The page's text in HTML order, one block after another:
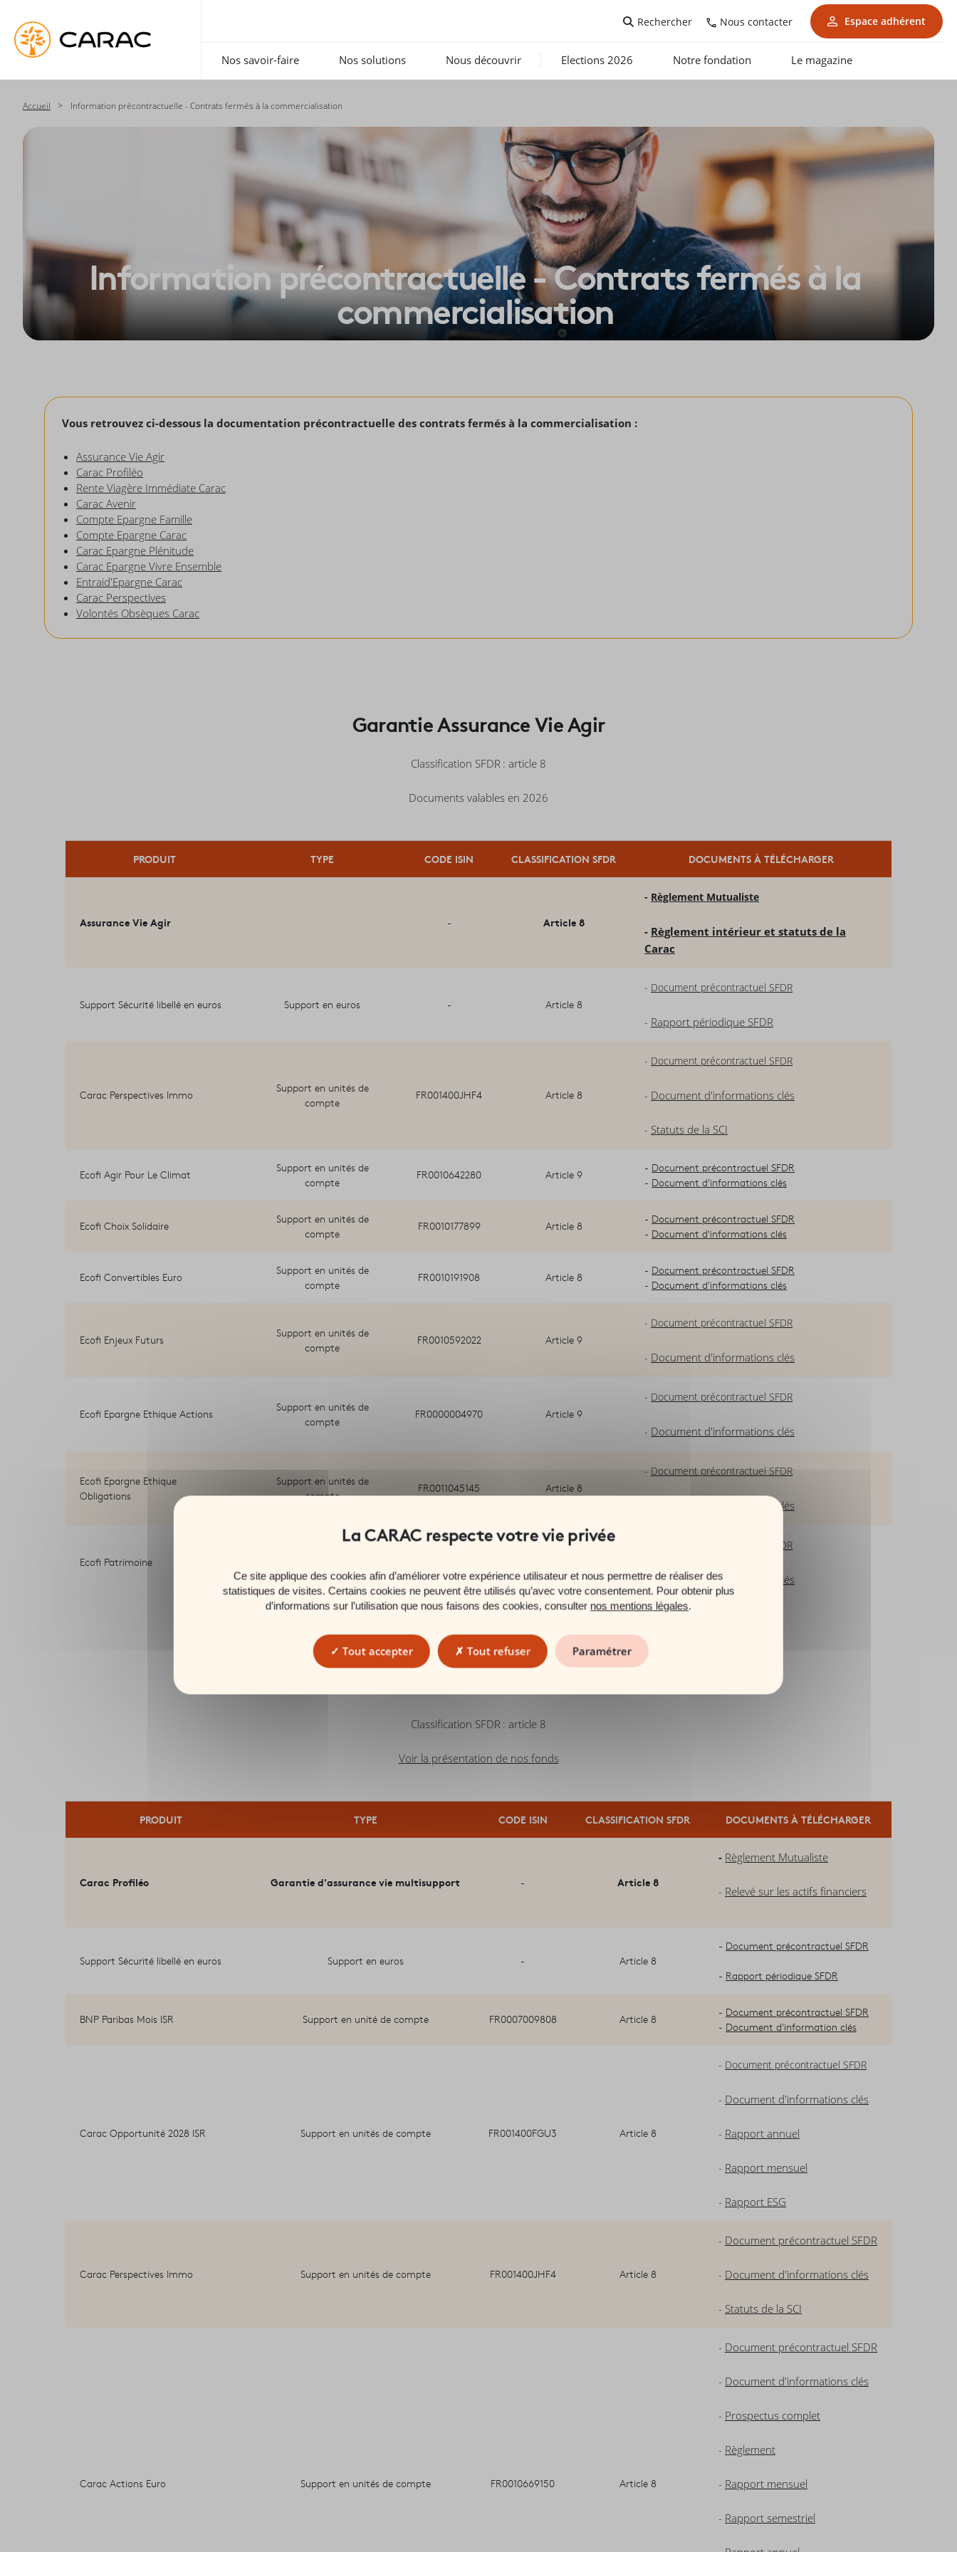
Rechercher Nous contacter Espace adhérent
Nos savoir-faire Nos solutions Nous découvrir Elections 2026 Notre fondation Le magazine
Accueil Information précontractuelle - Contrats fermés à la commercialisation
Information précontractuelle - Contrats fermés à la
commercialisation
Vous retrouvez ci-dessous la documentation précontractuelle des contrats fermés à la commercialisation :
Assurance Vie Agir
Carac Profiléo
Rente Viagère Immédiate Carac
Carac Avenir
Compte Epargne Famille
Compte Epargne Carac
Carac Epargne Plénitude
Carac Epargne Vivre Ensemble
Entraid'Epargne Carac
Carac Perspectives
Volontés Obsèques Carac
Garantie Assurance Vie Agir
Classification SFDR: : article 8
Documents valables en 2026
PRODUIT TYPE CODE ISIN CLASSIFICATION SFDR DOCUMENTS À TÉLÉCHARGER
Assurance Vie Agir - Article 8
- Règlement Mutualiste
- Règlement intérieur et statuts de la
Carac
Support Sécurité libellé en euros Support en euros - Article 8
- Document précontractuel SFDR
- Rapport périodique SFDR
Carac Perspectives Immo
Support en unités de
compte
FR001400JHF4 Article 8
- Document précontractuel SFDR
- Document d'informations clés
- Statuts de la SCI
Ecofi Agir Pour Le Climat
Support en unités de
compte
FR0010642280 Article 9
- Document précontractuel SFDR
- Document d'informations clés
Ecofi Choix Solidaire
Support en unités de
compte
FR0010177899 Article 8
- Document précontractuel SFDR
- Document d'informations clés
Ecofi Convertibles Euro
Support en unités de
compte
FR0010191908 Article 8
- Document précontractuel SFDR
- Document d'informations clés
Ecofi Enjeux Futurs
Support en unités de
compte
FR0010592022 Article 9
- Document précontractuel SFDR
- Document d'informations clés
Ecofi Epargne Ethique Actions
Support en unités de
compte
FR0000004970 Article 9
- Document précontractuel SFDR
- Document d'informations clés
Ecofi Epargne Ethique
Obligations
Support en unités de
compte
FR0011045145 Article 8
- Document précontractuel SFDR
Document d'informations clés
Ecofi Patrimoine
compte
Document précontractuel SFDR
-Document d'informations clés
Classification SFDR: : article 8
Voir la présentation de nos fonds
PRODUIT TYPE CODE ISIN CLASSIFICATION SFDR DOCUMENTS À TÉLÉCHARGER
Carac Profiléo Garantie d'assurance vie multisupport - Article 8
- Règlement Mutualiste
- Relevé sur les actifs financiers
Support Sécurité libellé en euros Support en euros - Article 8
- Document précontractuel SFDR
- Rapport périodique SFDR
BNP Paribas Mois ISR Support en unité de compte FR0007009808 Article 8
- Document précontractuel SFDR
- Document d'information clés
Carac Opportunité 2028 ISR Support en unités de compte FR001400FGU3 Article 8
- Document précontractuel SFDR
- Document d'informations clés
- Rapport annuel
- Rapport mensuel
- Rapport ESG
Carac Perspectives Immo Support en unités de compte FR001400JHF4 Article 8
- Document précontractuel SFDR
- Document d'informations clés
- Statuts de la SCI
Carac Actions Euro Support en unités de compte FR0010669150 Article 8
- Document précontractuel SFDR
- Document d'informations clés
- Prospectus complet
- Règlement
- Rapport mensuel
- Rapport semestriel
Ce site applique des cookies afin d’améliorer votre expérience utilisateur et nous permettre de réaliser des
statistiques de visites. Certains cookies ne peuvent être utilisés qu’avec votre consentement. Pour obtenir plus
d’informations sur l’utilisation que nous faisons des cookies, consulter nos mentions légales.
Tout accepter Tout refuser Paramétrer